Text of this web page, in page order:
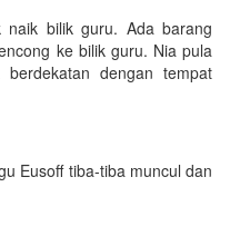
bilik guru. Ada barang
ke bilik guru. Nia pula
dengan tempat
Eusoff tiba-tiba muncul dan